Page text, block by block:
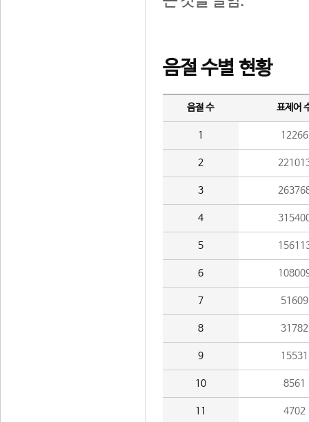
음절 수별 현황
음절 수 표제어
1 12266
2
3
4
5
6
7 51609
8 31782
9 15531
10 8561
11 4702